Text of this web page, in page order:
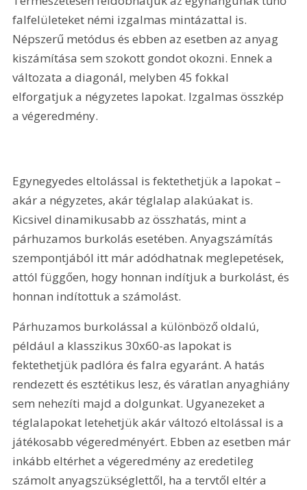
falfelületeket némi izgalmas mintá­zattal is.
Népszerű metódus és ebben az esetben az anyag
kiszámítása sem szokott gondot okozni. Ennek a
változata a diagonál, melyben 45 fokkal
elforgatjuk a négyzetes lapokat. Izgalmas összkép
a végeredmény.
Egynegyedes eltolással is fektethetjük a lapokat –
akár a négyzetes, akár téglalap alakúakat is.
Kicsivel dinamikusabb az összhatás, mint a
párhuzamos burkolás esetében. Anyagszámítás
szempontjából itt már adódhatnak meglepetések,
attól függően, hogy honnan indítjuk a burkolást, és
honnan indítottuk a számolást.
Párhuzamos burkolással a különböző oldalú,
például a klasszikus 30x60-as lapokat is
fektethetjük padlóra és falra egyaránt. A hatás
rendezett és esztétikus lesz, és váratlan anyaghiány
sem nehezíti majd a dolgunkat. Ugyanezeket a
téglalapokat letehetjük akár változó eltolással is a
játékosabb végeredményért. Ebben az esetben már
inkább eltérhet a végeredmény az eredetileg
számolt anyagszükséglettől, ha a tervtől eltér a